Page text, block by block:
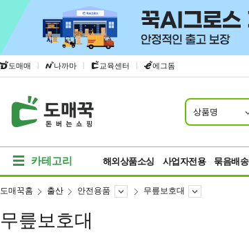
도매매 | 나까마 | 교육센터 | 에그돔
상품명
카테고리 해외상품소싱 사업자전용 묶음배송
도매꾹홈 출산 안전용품 무릎보호대
무릎보호대